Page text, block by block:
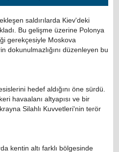
saldırılarda Kiev'deki
Bu gelişme üzerine Polonya
gerekçesiyle Moskova
dokunulmazlığını düzenleyen bu
hedef aldığını öne sürdü.
havaalanı altyapısı ve bir
Silahlı Kuvvetleri'nin terör
kentin altı farklı bölgesinde